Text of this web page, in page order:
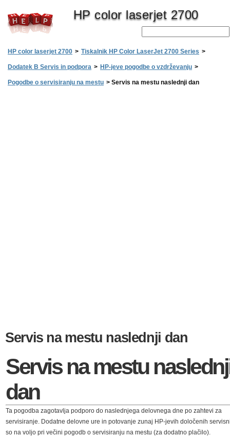
HP color laserjet 2700
HP color laserjet 2700 > Tiskalnik HP Color LaserJet 2700 Series >
Dodatek B Servis in podpora > HP-jeve pogodbe o vzdrževanju >
Pogodbe o servisiranju na mestu > Servis na mestu naslednji dan
Servis na mestu naslednji dan
Servis na mestu
dan
Ta pogodba zagotavlja podporo do naslednjega delovnega dne po zahtevi za
servisiranje. Dodatne delovne ure in potovanje zunaj HP-jevih določenih
so na voljo pri večini pogodb o servisiranju na mestu (za dodatno plačilo).